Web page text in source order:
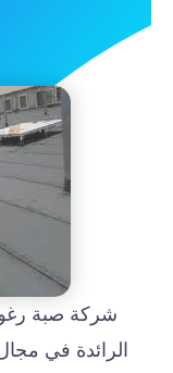
شركة صبة
الرائدة في